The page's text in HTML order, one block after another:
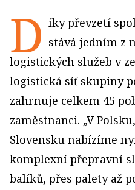
D íky převzetí
stává jedním z
logistických služeb v
logistická síť skupiny
zahrnuje celkem 45
zaměstnanci. „V
Slovensku nabízíme
komplexní přepravní
balíků, přes palety až